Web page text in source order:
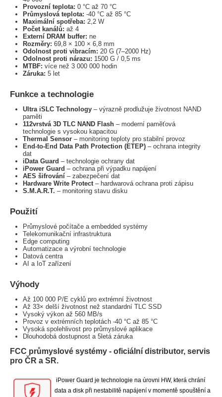
Provozní teplota: 0 °C až 70 °C
Průmyslová teplota: -40 °C až 85 °C
Maximální spotřeba: 2,2 W
Počet kanálů: až 4
Externí DRAM buffer: ne
Rozměry: 69,8 × 100 × 6,8 mm
Odolnost proti vibracím: 20 G (7–2000 Hz)
Odolnost proti nárazu: 1500 G / 0,5 ms
MTBF: více než 3 000 000 hodin
Záruka: 5 let
Funkce a technologie
Ultra iSLC Technology – výrazně prodlužuje životnost NAND
paměti
112vrstvá 3D TLC NAND Flash – moderní paměťová
technologie s vysokou kapacitou
Thermal Sensor – monitoring teploty pro stabilní provoz
End-to-End Data Path Protection (ETEP) – ochrana integrity
dat
iData Guard – technologie ochrany dat
iPower Guard – ochrana při výpadku napájení
AES šifrování – zabezpečení dat
Hardware Write Protect– hardwarová ochrana proti zápisu
S.M.A.R.T. – monitoring stavu disku
Použití
Průmyslové počítače a embedded systémy
Telekomunikační infrastruktura
Edge computing
Automatizace a výrobní technologie
Datová centra
AI a IoT zařízení
Výhody
Až 100 000 P/E cyklů pro extrémní životnost
Až 33× delší životnost než standardní TLC SSD
Vysoký výkon až 560 MB/s
Provoz v extrémních teplotách -40 °C až 85 °C
Vysoká spolehlivost pro průmyslové aplikace
Dlouhodobá dostupnost a 5letá záruka
FCC průmyslové systémy - oficiální distributor, servis
pro ČR a SR.
iPower Guard je technologie na úrovni HW, která chrání
data a disk při nestabilitě napájení v momentě spouštění a